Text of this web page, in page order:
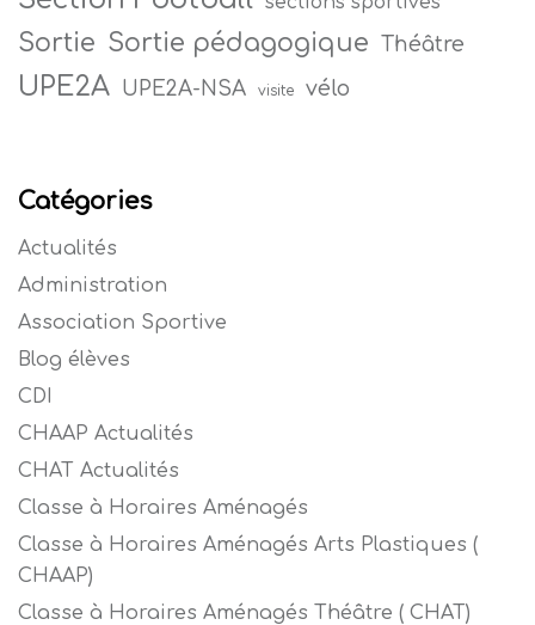
Sortie Sortie pédagogique Théâtre
UPE2A UPE2A-NSA visite vélo
Catégories
Actualités
Administration
Association Sportive
Blog élèves
CDI
CHAAP Actualités
CHAT Actualités
Classe à Horaires Aménagés
Classe à Horaires Aménagés Arts Plastiques (
CHAAP)
Classe à Horaires Aménagés Théâtre ( CHAT)